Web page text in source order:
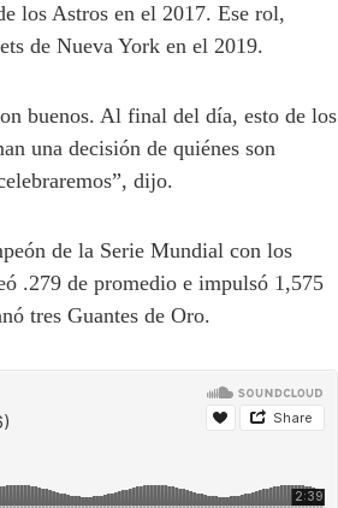
los Astros en el 2017. Ese rol,
de Nueva York en el 2019.
buenos. Al final del día, esto de los
una decisión de quiénes son
dijo.
de la Serie Mundial con los
.279 de promedio e impulsó 1,575
tres Guantes de Oro.